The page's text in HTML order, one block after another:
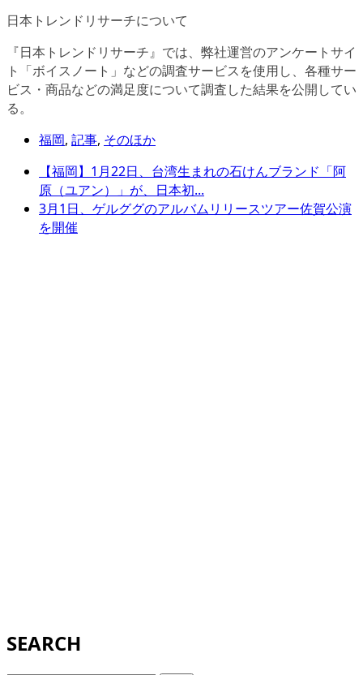
日本トレンドリサーチについて
『日本トレンドリサーチ』では、弊社運営のアンケートサイ
ト「ボイスノート」などの調査サービスを使用し、各種サー
ビス・商品などの満足度について調査した結果を公開してい
る。
福岡, 記事, そのほか
【福岡】1月22日、台湾生まれの石けんブランド「阿
原（ユアン）」が、日本初...
3月1日、ゲルググのアルバムリリースツアー佐賀公演
を開催
SEARCH